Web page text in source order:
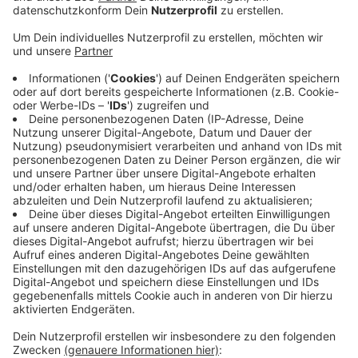
Die Städtische Galerie Haus Seel in Siegen
verzeichnet einen Besucherrekord. 2019 kamen fast
9000 Besucher – laut Stadtverwaltung ein Rekordjahr.
Gezeigt wurden acht Ausstellungen, je in Kooperation
mit dem Kunstverein Siegen und Kultur Siegen.
Regelmäßige Gäste in der Galerie sind z.B. die
Arbeitsgemeinschaft Siegerländer Künstler und die Uni
Siegen. Die konnte 2019 mit ihrer Ausstellung „Here Is
Always Somewhere Else“ die meisten Besucher
anlocken. Zum Besucherrekord trugen auch
Sonderveranstaltungen bei. Die gab es u.a. mit der
„Nacht der Musik“ und der „Nacht der 1000 Lichter“.
Auch Lesungen, Diskussionen und Konzerte waren gut
besucht. 2020 wird die Galerie ab Mai wegen
Sanierungsarbeiten sechs Monate schließen. Das
Programm für die Zeit davor gibt es aber schon jetzt
auf
www.siegen.de
Anzeige